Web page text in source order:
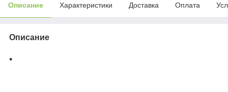
Описание Характеристики Доставка Оплата
Описание